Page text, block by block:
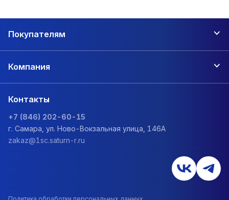
Покупателям
Компания
Контакты
+7 (846) 202-60-15
г. Самара, ул. Ново-Вокзальная улица, 146А
zakaz@1sc.saturn-r.ru